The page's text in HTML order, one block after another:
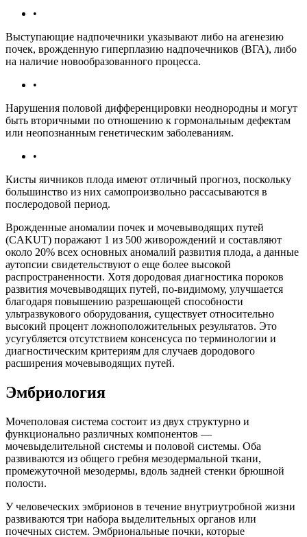
•
Выступающие надпочечники указывают либо на агенезию
почек, врожденную гиперплазию надпочечников (ВГА), либо
на наличие новообразованного процесса.
•
Нарушения половой дифференцировки неоднородны и могут
быть вторичными по отношению к гормональным дефектам
или неопознанным генетическим заболеваниям.
•
Кисты яичников плода имеют отличный прогноз, поскольку
большинство из них самопроизвольно рассасываются в
послеродовой период.
Врожденные аномалии почек и мочевыводящих путей
(CAKUT) поражают 1 из 500 живорождений и составляют
около 20% всех основных аномалий развития плода, а данные
аутопсии свидетельствуют о еще более высокой
распространенности. Хотя дородовая диагностика пороков
развития мочевыводящих путей, по-видимому, улучшается
благодаря повышению разрешающей способности
ультразвукового оборудования, существует относительно
высокий процент ложноположительных результатов. Это
усугубляется отсутствием консенсуса по терминологии и
диагностическим критериям для случаев дородового
расширения мочевыводящих путей.
Эмбриология
Мочеполовая система состоит из двух структурно и
функционально различных компонентов —
мочевыделительной системы и половой системы. Оба
развиваются из общего гребня мезодермальной ткани,
промежуточной мезодермы, вдоль задней стенки брюшной
полости.
У человеческих эмбрионов в течение внутриутробной жизни
развиваются три набора выделительных органов или
почечных систем. Эмбриональные почки, которые